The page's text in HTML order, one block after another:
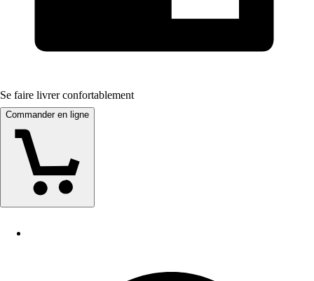
Se faire livrer confortablement
Commander en ligne